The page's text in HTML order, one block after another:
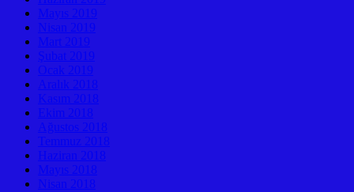
Mayıs 2019
Nisan 2019
Mart 2019
Şubat 2019
Ocak 2019
Aralık 2018
Kasım 2018
Ekim 2018
Ağustos 2018
Temmuz 2018
Haziran 2018
Mayıs 2018
Nisan 2018